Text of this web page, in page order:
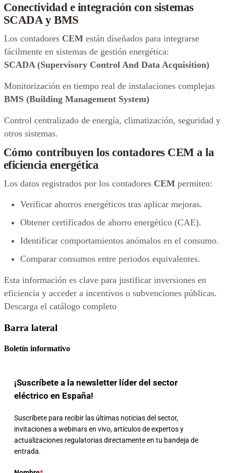
Conectividad e integración con sistemas
SCADA y BMS
Los contadores CEM están diseñados para integrarse
fácilmente en sistemas de gestión energética:
SCADA (Supervisory Control And Data Acquisition)
Monitorización en tiempo real de instalaciones complejas
BMS (Building Management System)
Control centralizado de energía, climatización, seguridad y
otros sistemas.
Cómo contribuyen los contadores CEM a la
eficiencia energética
Los datos registrados por los contadores CEM permiten:
Verificar ahorros energéticos tras aplicar mejoras.
Obtener certificados de ahorro energético (CAE).
Identificar comportamientos anómalos en el consumo.
Comparar consumos entre periodos equivalentes.
Esta información es clave para justificar inversiones en
eficiencia y acceder a incentivos o subvenciones públicas.
Descarga el catálogo completo
Barra lateral
Boletín informativo
¡Suscríbete a la newsletter líder del sector
eléctrico en España!
Suscríbete para recibir las últimas noticias del sector,
invitaciones a webinars en vivo, artículos de expertos y
actualizaciones regulatorias directamente en tu bandeja de
entrada.